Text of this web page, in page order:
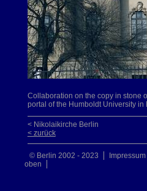
Collaboration on the copy in stone
portal of the Humboldt University in
< Nikolaikirche Berlin
< zurück
© Berlin 2002 - 2023 Impressum
oben